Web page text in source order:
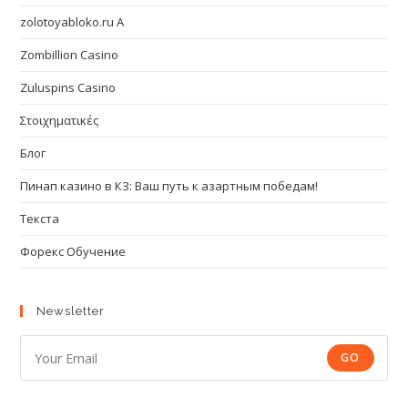
zolotoyabloko.ru A
Zombillion Casino
Zuluspins Casino
Στοιχηματικές
Блог
Пинап казино в КЗ: Ваш путь к азартным победам!
Текста
Форекс Обучение
Newsletter
GO